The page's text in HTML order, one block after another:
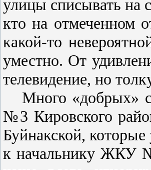
улицы списывать на
кто на отмеченном
какой-то
уместно. От
телевидение, но
Много «добрых»
№3 Кировского
Буйнакской,
к начальнику ЖКУ